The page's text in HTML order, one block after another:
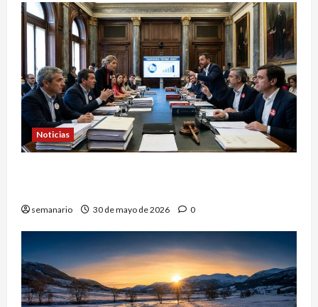
Noticias
semanario 30 de mayo de 2026 0